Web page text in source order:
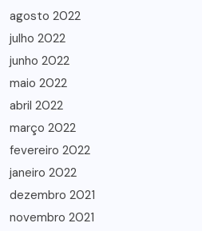
agosto 2022
julho 2022
junho 2022
maio 2022
abril 2022
março 2022
fevereiro 2022
janeiro 2022
dezembro 2021
novembro 2021